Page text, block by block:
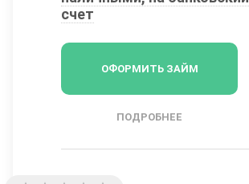
счет
ОФОРМИТЬ ЗАЙМ
ПОДРОБНЕЕ